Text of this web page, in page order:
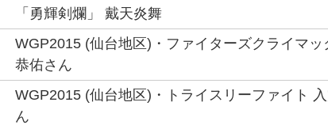
「勇輝剣爛」 戴天炎舞
WGP2015 (仙台地区)・ファイターズクライマ
恭佑さん
WGP2015 (仙台地区)・トライスリーファイト
ん